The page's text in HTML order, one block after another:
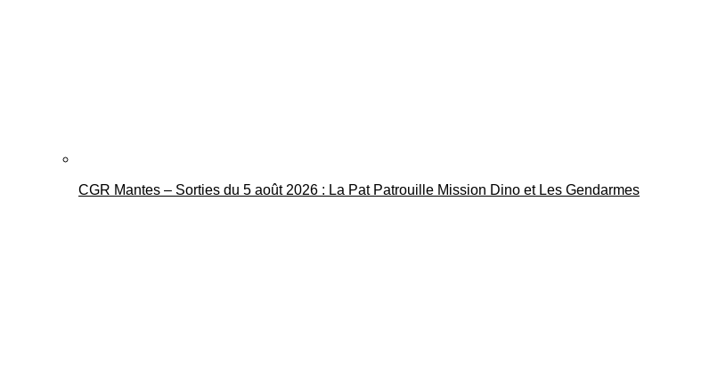
CGR Mantes – Sorties du 5 août 2026 : La Pat Patrouille Mission Dino et Les Gendarmes